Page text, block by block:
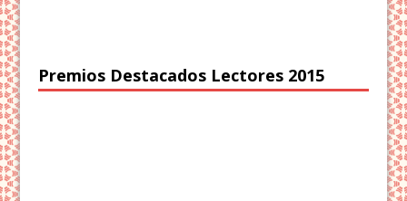
Premios Destacados Lectores 2015